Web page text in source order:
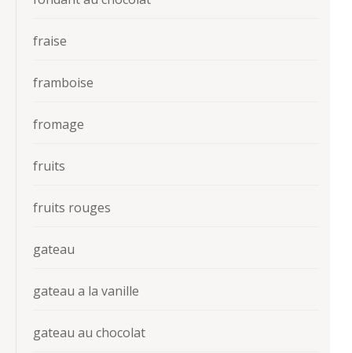
fraise
framboise
fromage
fruits
fruits rouges
gateau
gateau a la vanille
gateau au chocolat